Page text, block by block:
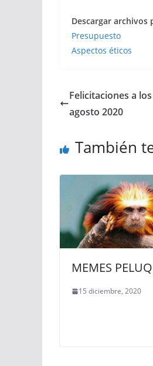
Descargar
Presupuesto
Aspectos éticos
Felicitaciones a
agosto 2020
También
MEMES
15 diciembre, 2020